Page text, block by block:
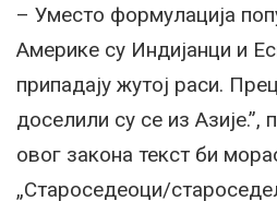
– Уместо формулација
Америке су Индијанци и
припадају жутој раси.
доселили су се из
овог закона текст би
„Староседеоци/